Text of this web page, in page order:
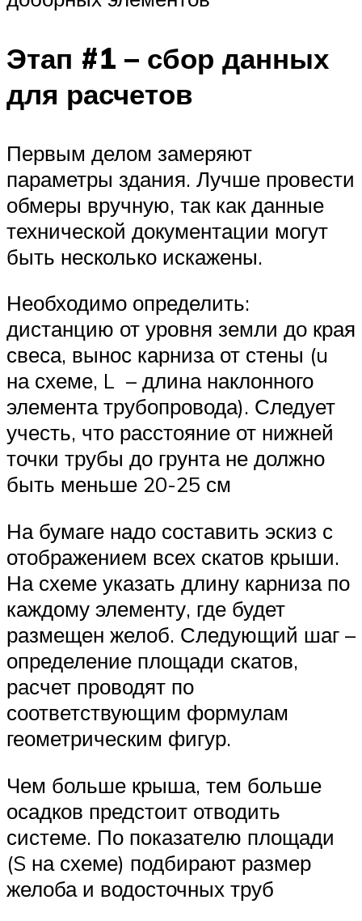
Этап #1 – сбор данных
для расчетов
Первым делом замеряют
параметры здания. Лучше провести
обмеры вручную, так как данные
технической документации могут
быть несколько искажены.
Необходимо определить:
дистанцию от уровня земли до края
свеса, вынос карниза от стены (u
на схеме, L – длина наклонного
элемента трубопровода). Следует
учесть, что расстояние от нижней
точки трубы до грунта не должно
быть меньше 20-25 см
На бумаге надо составить эскиз с
отображением всех скатов крыши.
На схеме указать длину карниза по
каждому элементу, где будет
размещен желоб. Следующий шаг –
определение площади скатов,
расчет проводят по
соответствующим формулам
геометрическим фигур.
Чем больше крыша, тем больше
осадков предстоит отводить
системе. По показателю площади
(S на схеме) подбирают размер
желоба и водосточных труб